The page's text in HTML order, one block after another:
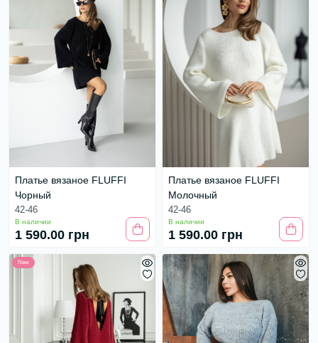
Платье вязаное FLUFFI
Чорный
42-46
В наличии
1 590.00 грн
Платье вязаное FLUFFI
Молочный
42-46
В наличии
1 590.00 грн
New